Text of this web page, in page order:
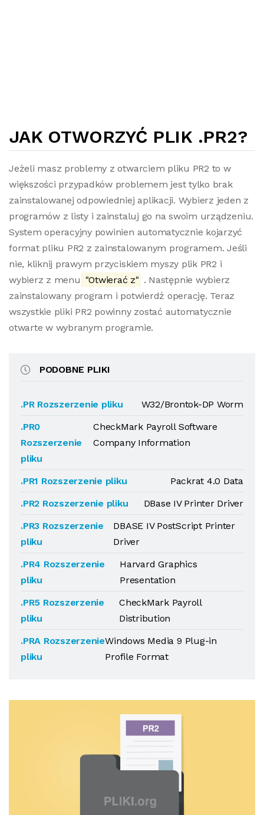
JAK OTWORZYĆ PLIK .PR2?
Jeżeli masz problemy z otwarciem pliku PR2 to w
większości przypadków problemem jest tylko brak
zainstalowanej odpowiedniej aplikacji. Wybierz jeden z
programów z listy i zainstaluj go na swoim urządzeniu.
System operacyjny powinien automatycznie kojarzyć
format pliku PR2 z zainstalowanym programem. Jeśli
nie, kliknij prawym przyciskiem myszy plik PR2 i
wybierz z menu "Otwierać z" . Następnie wybierz
zainstalowany program i potwierdź operację. Teraz
wszystkie pliki PR2 powinny zostać automatycznie
otwarte w wybranym programie.
PODOBNE PLIKI
.PR Rozszerzenie pliku
W32/Brontok-DP Worm
.PR0
Rozszerzenie
pliku
CheckMark Payroll Software
Company Information
.PR1 Rozszerzenie pliku
Packrat 4.0 Data
.PR2 Rozszerzenie pliku
DBase IV Printer Driver
.PR3 Rozszerzenie
pliku
DBASE IV PostScript Printer
Driver
.PR4 Rozszerzenie
pliku
Harvard Graphics
Presentation
.PR5 Rozszerzenie
pliku
CheckMark Payroll
Distribution
.PRA Rozszerzenie
pliku
Windows Media 9 Plug-in
Profile Format